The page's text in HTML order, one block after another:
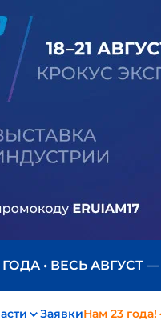
• ВЕСЬ АВГУСТ —
ЗаявкиНам 23 года!